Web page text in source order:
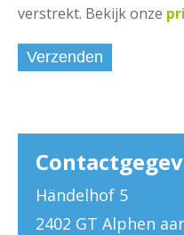
verstrekt. Bekijk onze
Händelhof 5
2402 GT Alphen